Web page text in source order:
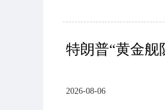
特朗普“黄金舰
2026-08-06